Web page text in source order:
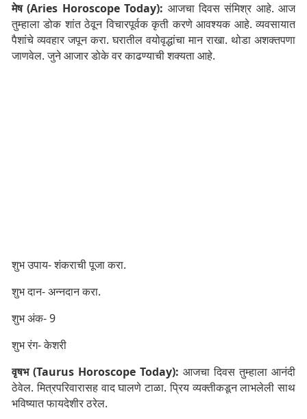
मेष (Aries Horoscope Today): आजचा दिवस संमिश्र आहे. आज
तुम्हाला डोक शांत ठेवून विचारपूर्वक कृती करणे आवश्यक आहे. व्यवसायात
पैशांचे व्यवहार जपून करा. घरातील वयोवृद्धांचा मान राखा. थोडा अशक्तपणा
जाणवेल. जुने आजार डोके वर काढण्याची शक्यता आहे.
शुभ उपाय- शंकराची पूजा करा.
शुभ दान- अन्नदान करा.
शुभ अंक- 9
शुभ रंग- केशरी
वृषभ (Taurus Horoscope Today): आजचा दिवस तुम्हाला आनंदी
ठेवेल. मित्रपरिवारासह वाद घालणे टाळा. प्रिय व्यक्तीकडून लाभलेली साथ
भविष्यात फायदेशीर ठरेल.